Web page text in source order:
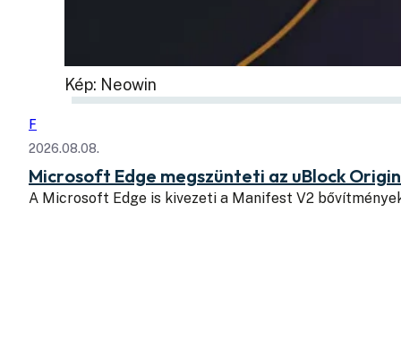
Kép: Neowin
F
2026.08.08.
Microsoft Edge megszünteti az uBlock
A Microsoft Edge is kivezeti a Manifest V2